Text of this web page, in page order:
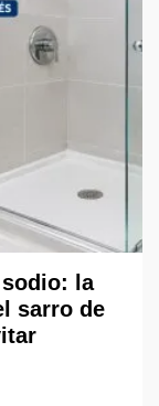
la
sarro de